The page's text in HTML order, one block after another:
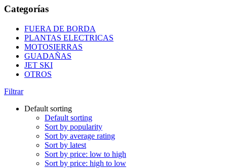
Categorías
FUERA DE BORDA
PLANTAS ELECTRICAS
MOTOSIERRAS
GUADAÑAS
JET SKI
OTROS
Filtrar
Default sorting
Default sorting
Sort by popularity
Sort by average rating
Sort by latest
Sort by price: low to high
Sort by price: high to low